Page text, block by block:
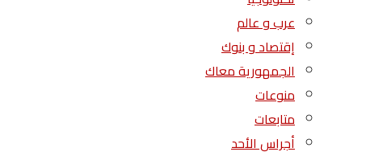
عرب و عالم
إقتصاد و بنوك
الجمهورية معاك
منوعات
متابعات
أجراس الأحد